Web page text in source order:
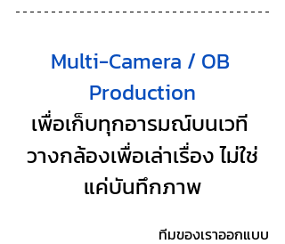
Multi-Camera / OB
Production
เพื่อเก็บทุกอารมณ์บนเวที
วางกล้องเพื่อเล่าเรื่อง ไม่ใช่
แค่บันทึกภาพ